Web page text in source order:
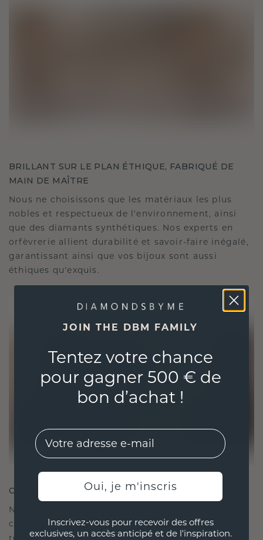
BRILLANT SUR LE PLAN ÉTHIQUE, FABRIQUÉ DE
MAIN DE MAÎTRE
Nous ne choisissons que les matériaux les plus
nobles et respectueux de l'environnement, ainsi
que des diamants synthétiques. Nos experts en
orfèvrerie allient durabilité et savoir-faire inégalé,
garantissant ainsi que vos bijoux sont aussi
éthiques qu'exquis.
CRÉÉ POUR LA CONNEXION
Notre philosophie en matière de design est de
créer des liens, chaque pièce étant conçue pour
résister à l'épreuve du temps. Elle devient votre
JOIN THE DBM FAMILY
Tentez votre chance
pour gagner 500 € de
bon d’achat !
EMail
Oui, je m'inscris
Inscrivez-vous pour recevoir des offres
exclusives, un accès anticipé et de l'inspiration.